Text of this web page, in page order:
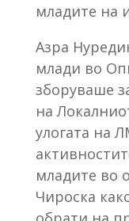
младите на
Азра
млади во
зборуваше
на
улогата на
младите во
Чироска